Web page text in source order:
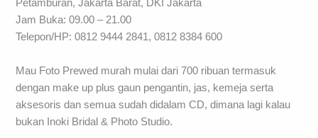
Petamburan, Jakarta Barat, DKI Jakarta
Jam Buka: 09.00 – 21.00
Telepon/HP: 0812 9444 2841, 0812 8384 600
Mau Foto Prewed murah mulai dari 700 ribuan termasuk
dengan make up plus gaun pengantin, jas, kemeja serta
aksesoris dan semua sudah didalam CD, dimana lagi kalau
bukan Inoki Bridal & Photo Studio.